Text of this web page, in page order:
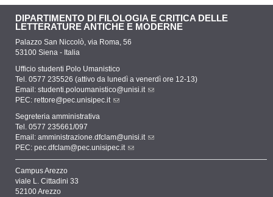
DIPARTIMENTO DI FILOLOGIA E CRITICA DELLE
LETTERATURE ANTICHE E MODERNE
Palazzo San Niccolò, via Roma, 56
53100 Siena - Italia
Ufficio studenti Polo Umanistico
Tel. 0577 235526 (attivo da lunedì a venerdì ore 12-13)
Email: studenti.poloumanistico@unisi.it
PEC: rettore@pec.unisipec.it
Segreteria amministrativa
Tel. 0577 235661/097
Email: amministrazione.dfclam@unisi.it
PEC: pec.dfclam@pec.unisipec.it
Campus Arezzo
viale L. Cittadini 33
52100 Arezzo